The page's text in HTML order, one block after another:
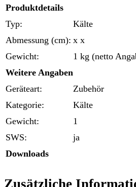
Produktdetails
Typ:
Kälte
Abmessung (cm): x x
Gewicht:
1 kg (netto
Weitere Angaben
Geräteart:
Zubehör
Kategorie:
Kälte
Gewicht:
1
SWS:
ja
Downloads